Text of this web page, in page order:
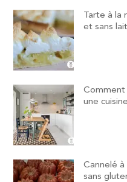
Tarte à la
et sans
Comment
une
Cannelé
sans